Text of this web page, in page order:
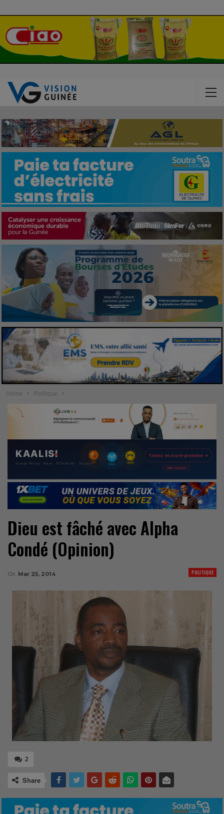
Home Politique
Dieu est fâché avec Alpha
Condé (Opinion)
POLITIQUE
On Mar 25, 2014
2
Share